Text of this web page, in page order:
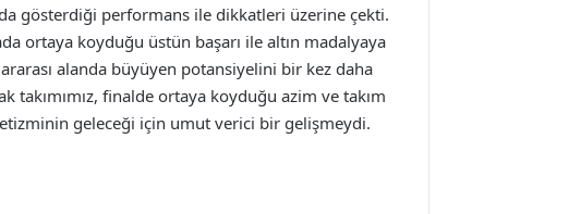
gösterdiği performans ile dikkatleri üzerine çekti.
ortaya koyduğu üstün başarı ile altın madalyaya
alanda büyüyen potansiyelini bir kez daha
takımımız, finalde ortaya koyduğu azim ve takım
geleceği için umut verici bir gelişmeydi.